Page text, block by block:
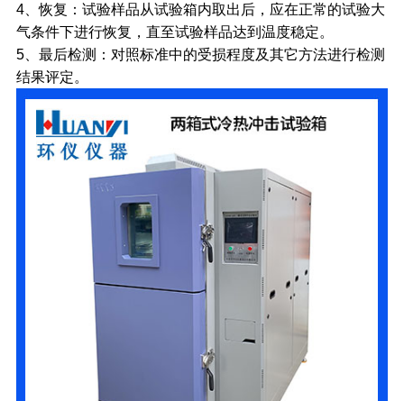
4、恢复：试验样品从试验箱内取出后，应在正常的试验大
气条件下进行恢复，直至试验样品达到温度稳定。
5、最后检测：对照标准中的受损程度及其它方法进行检测
结果评定。